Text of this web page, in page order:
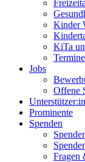
Kinder
KiTa
Termine
Jobs
Offene
Prominente
Spenden
Fragen